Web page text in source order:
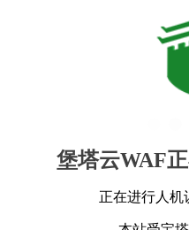
堡塔云WAF
正在进行人机